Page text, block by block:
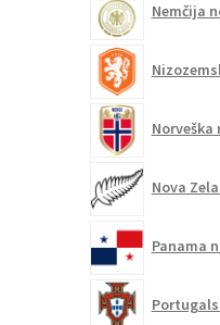
Nemčija
Norveška
Nova
Panama